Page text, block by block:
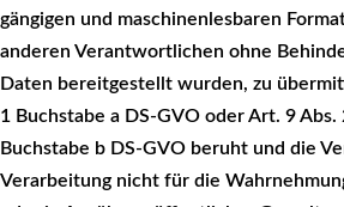
gängigen und maschinenlesbaren
anderen Verantwortlichen ohne
Daten bereitgestellt wurden, zu
1 Buchstabe a DS-GVO oder Art. 9
Buchstabe b DS-GVO beruht und die
Verarbeitung nicht für die